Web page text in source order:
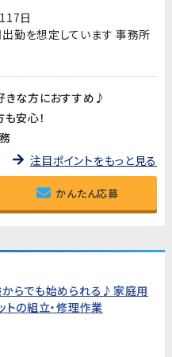
日
勤を想定しています 事務所
きな方におすすめ♪
安心！
注目ポイントをもっと見る
かんたん応募
らでも始められる♪家庭用
トの組立・修理作業